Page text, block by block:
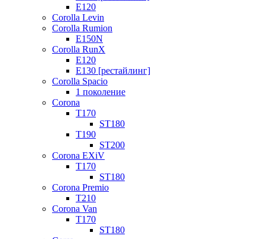
E120
Corolla Levin
Corolla Rumion
E150N
Corolla RunX
E120
E130 [рестайлинг]
Corolla Spacio
1 поколение
Corona
T170
ST180
T190
ST200
Corona EXiV
T170
ST180
Corona Premio
T210
Corona Van
T170
ST180